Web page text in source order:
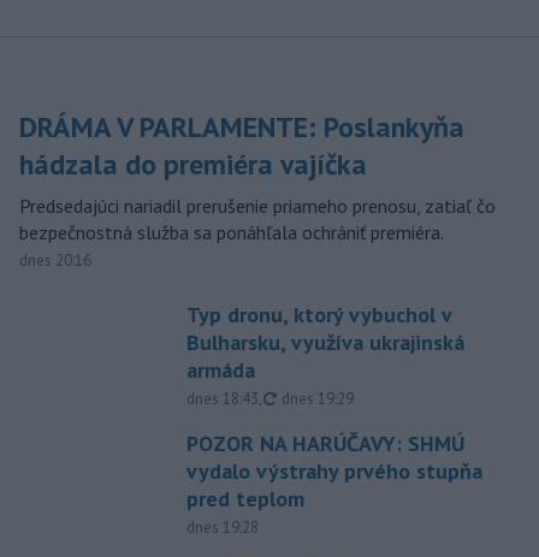
DRÁMA V PARLAMENTE: Poslankyňa
hádzala do premiéra vajíčka
Predsedajúci nariadil prerušenie priameho prenosu, zatiaľ čo
bezpečnostná služba sa ponáhľala ochrániť premiéra.
dnes 20:16
Typ dronu, ktorý vybuchol v
Bulharsku, využíva ukrajinská
armáda
dnes 18:43, aktualizované
dnes 19:29
POZOR NA HARÚČAVY: SHMÚ
vydalo výstrahy prvého stupňa
pred teplom
dnes 19:28